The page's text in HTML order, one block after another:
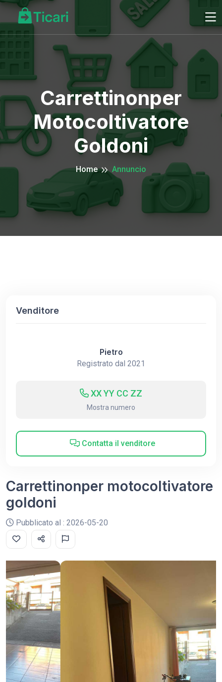
Carrettinonper
Motocoltivatore
Goldoni
Home Annuncio
Venditore
Pietro
Registrato dal 2021
XX YY CC ZZ
Mostra numero
Contatta il venditore
Carrettinonper motocoltivatore
goldoni
Pubblicato al : 2026-05-20